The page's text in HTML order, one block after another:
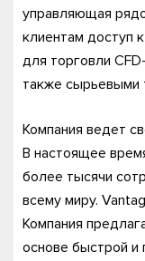
управляющая
клиентам доступ
для торговли
также сырьевыми
Компания ведет
В настоящее
более тысячи
всему миру.
Компания
основе быстрой и